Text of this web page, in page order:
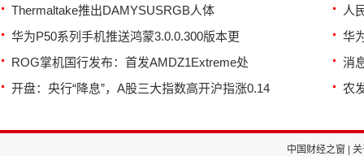
Thermaltake推出DAMYSUSRGB人体
人
华为P50系列手机推送鸿蒙3.0.0.300版本更
华
ROG掌机国行发布：首发AMDZ1Extreme处
消
开盘：央行“降息”，A股三大指数高开沪指涨0.14
农
中国财经之窗 关